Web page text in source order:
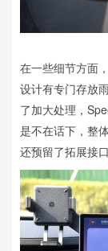
在一些细节方面
设计有专门存放
了加大处理，
是不在话下，整
还预留了拓展接